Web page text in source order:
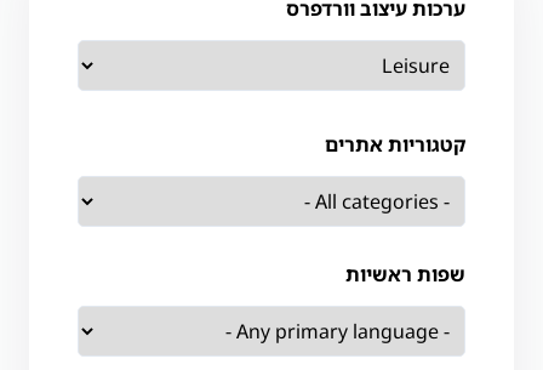
ערכות עיצוב וורדפרס
קטגוריות אתרים
שפות ראשיות